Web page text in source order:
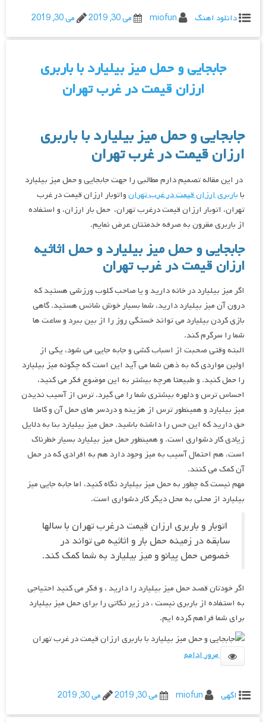
دانلود اهنگ miofun می 30, 2019 می 30, 2019
جابجایی و حمل میز بیلیارد با باربری
ارزان قیمت در غرب تهران
جابجایی و حمل میز بیلیارد با باربری
ارزان قیمت در غرب تهران
در این مقاله تصمیم دارم مطالبی را جهت جابجایی و حمل میز بیلیارد
باباربری ارزان قیمت در غرب تهرانواتوبار ارزان قیمت در غرب
تهران، اتوبار ارزان قیمت درغرب تهران، حمل بار ارزان، و استفاده
از باربری مقرون به صرفه خدمتتان عرض نمایم.
جابجایی و حمل میز بیلیارد و حمل اثاثیه
ارزان قیمت در غرب تهران
اگر میز بیلیارد در خانه دارید و یا صاحب کلوب ورزشی هستید که
درون آن میز بیلیارد دارید، شما بسیار خوش شانس هستید. گاهی
بازی کردن بیلیارد می تواند خستگی روز را از بین ببرد و ساعت ها
شما را سرگرم کند.
البته وقتی صحبت از اسباب کشی و جابه جایی می شود، یکی از
اولین مواردی که به ذهن شما می آید این است که چگونه میز بیلیارد
را حمل کنید. و طبیعتا هرچه بیشتر به این موضوع فکر می کنید،
احساس ترس و دلهره بیشتری شما را می گیرد. ترس از آسیب ندیدن
میز بیلیارد و همینطور ترس از هزینه و دردسر های حمل آن و کاملا
حق دارید که این حس را داشته باشید. حمل میز بیلیارد بنا به دلایل
زیادی کار دشواری است. و همینطور حمل میز بیلیارد بسیار خطرناک
است، هم احتمال آسیب به میز وجود دارد هم به افرادی که در حمل
آن کمک می کنند.
مهم نیست که چطور به حمل میز بیلیارد نگاه کنید، اما جابه جایی میز
بیلیارد از محلی به محل دیگر کار دشواری است.
اتوبار و باربری ارزان قیمت درغرب تهران با سالها
سابقه در زمینه حمل بار و اثاثیه می تواند در
خصوص حمل پیانو و میز بیلیارد به شما کمک کند.
اگر خودتان قصد حمل میز بیلیارد را دارید ، و فکر می کنید احتیاجی
به استفاده از باربری نیست ، در زیر نکاتی را برای حمل میز بیلیارد
برای شما فراهم کرده ایم.
مرور ادامه
اگهی miofun می 30, 2019 می 30, 2019